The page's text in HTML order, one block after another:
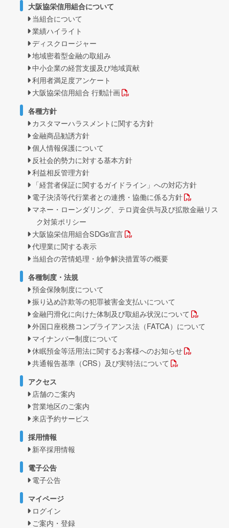
大阪協栄信用組合について
当組合について
業績ハイライト
ディスクロージャー
地域密着型金融の取組み
中小企業の経営支援及び地域貢献
利用者満足度アンケート
大阪協栄信用組合 行動計画
各種方針
カスタマーハラスメントに関する方針
金融商品勧誘方針
個人情報保護について
反社会的勢力に対する基本方針
利益相反管理方針
「経営者保証に関するガイドライン」への対応方針
電子決済等代行業者との連携・協働に係る方針
マネー・ローンダリング、テロ資金供与及び拡散金融リス
ク対策ポリシー
大阪協栄信用組合SDGs宣言
代理業に関する表示
当組合の苦情処理・紛争解決措置等の概要
各種制度・法規
預金保険制度について
振り込め詐欺等の犯罪被害金支払いについて
金融円滑化に向けた体制及び取組み状況について
外国口座税務コンプライアンス法（FATCA）について
マイナンバー制度について
休眠預金等活用法に関するお客様へのお知らせ
共通報告基準（CRS）及び実特法について
アクセス
店舗のご案内
営業地区のご案内
来店予約サービス
採用情報
新卒採用情報
電子公告
電子公告
マイページ
ログイン
ご案内・登録